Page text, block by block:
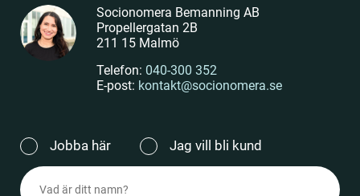
Socionomera Bemanning AB
Propellergatan 2B
211 15 Malmö
Telefon: 040-300 352
E-post: kontakt@socionomera.se
Jag
vill
(Obligatoriskt)
Jobba här Jag vill bli kund
Namn
(Obligatoriskt)